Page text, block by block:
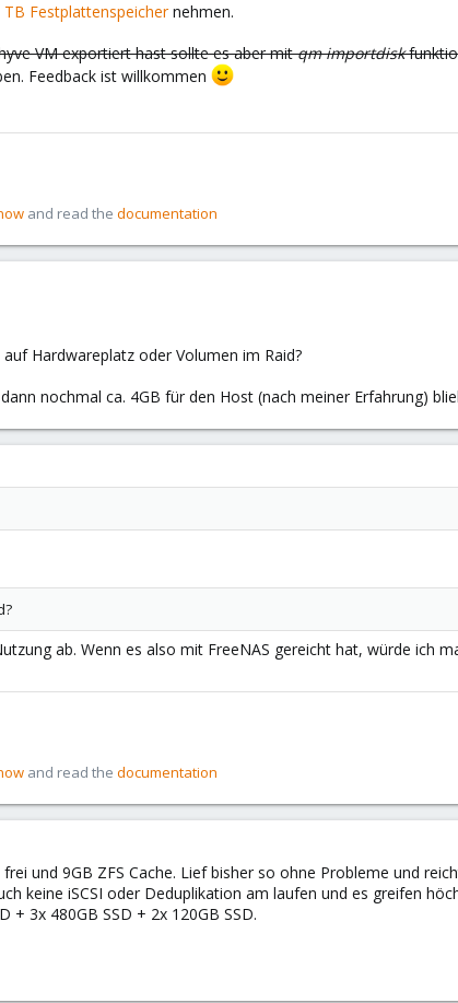
TB Festplattenspeichernehmen.
VM exportiert hast sollte es aber mitqm importdisk
Feedback ist willkommen
and read the documentation
Hardwareplatz oder Volumen im Raid?
nochmal ca. 4GB für den Host (nach meiner Erfahrung)
ab. Wenn es also mit FreeNAS gereicht hat, würde ich
and read the documentation
und 9GB ZFS Cache. Lief bisher so ohne Probleme und
keine iSCSI oder Deduplikation am laufen und es greifen
+ 3x 480GB SSD + 2x 120GB SSD.